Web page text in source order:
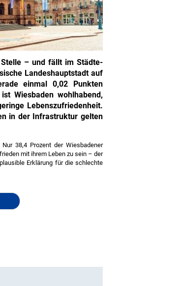
Stelle – und fällt im Städte­
Landeshauptstadt auf
einmal 0,02 Punkten
Wiesbaden wohlhabend,
Lebens­zufriedenheit.
in der Infrastruktur gelten
38,4 Prozent der Wiesbadener
mit ihrem Leben zu sein – der
Erklärung für die schlechte